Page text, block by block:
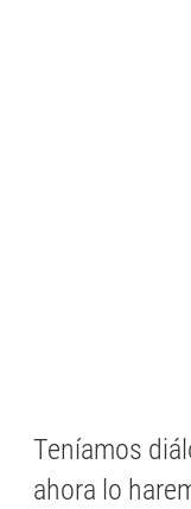
Teníamos
ahora lo